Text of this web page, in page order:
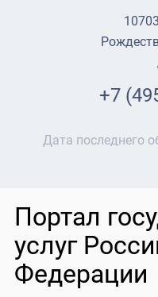
+7
Дата последнего
Портал
услуг
Федерации